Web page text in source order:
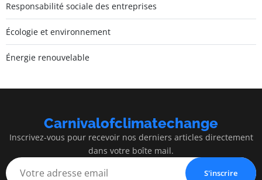
Responsabilité sociale des entreprises
Écologie et environnement
Énergie renouvelable
Carnivalofclimatechange
Inscrivez-vous pour recevoir nos derniers articles directement
dans votre boîte mail.
S'inscrire